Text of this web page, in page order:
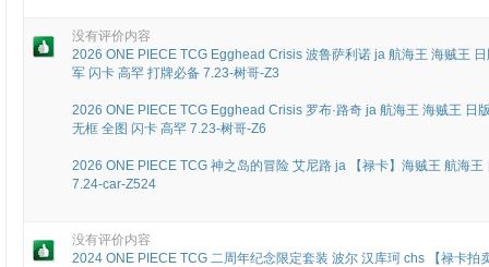
没有评价内容
2026 ONE PIECE TCG Egghead Crisis 波鲁萨利诺 ja 航海王 海贼王
军 闪卡 高罕 打牌必备 7.23-树哥-Z3
2026 ONE PIECE TCG Egghead Crisis 罗布·路奇 ja 航海王 海贼王 日
无框 全图 闪卡 高罕 7.23-树哥-Z6
2026 ONE PIECE TCG 神之岛的冒险 艾尼路 ja 【禄卡】海贼王 航海
7.24-car-Z524
没有评价内容
2024 ONE PIECE TCG 二周年纪念限定套装 波尔 汉库珂 chs 【禄卡拍